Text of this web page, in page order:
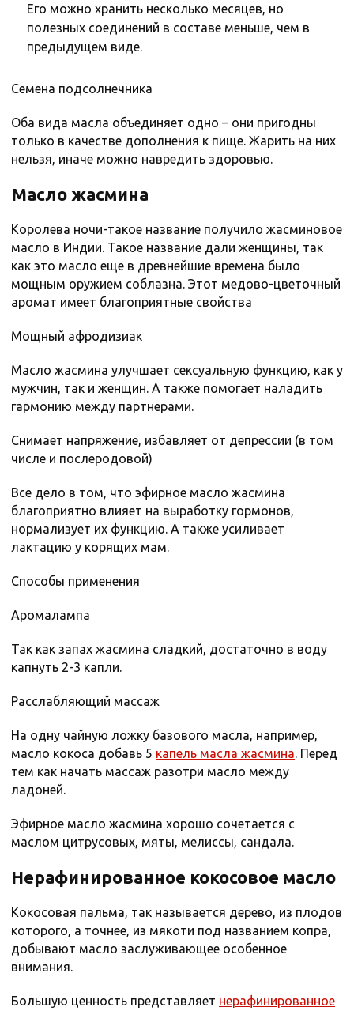
Его можно хранить несколько месяцев, но
полезных соединений в составе меньше, чем в
предыдущем виде.
Семена подсолнечника
Оба вида масла объединяет одно – они пригодны
только в качестве дополнения к пище. Жарить на них
нельзя, иначе можно навредить здоровью.
Масло жасмина
Королева ночи-такое название получило жасминовое
масло в Индии. Такое название дали женщины, так
как это масло еще в древнейшие времена было
мощным оружием соблазна. Этот медово-цветочный
аромат имеет благоприятные свойства
Мощный афродизиак
Масло жасмина улучшает сексуальную функцию, как у
мужчин, так и женщин. А также помогает наладить
гармонию между партнерами.
Снимает напряжение, избавляет от депрессии (в том
числе и послеродовой)
Все дело в том, что эфирное масло жасмина
благоприятно влияет на выработку гормонов,
нормализует их функцию. А также усиливает
лактацию у корящих мам.
Способы применения
Аромалампа
Так как запах жасмина сладкий, достаточно в воду
капнуть 2-3 капли.
Расслабляющий массаж
На одну чайную ложку базового масла, например,
масло кокоса добавь 5 капель масла жасмина. Перед
тем как начать массаж разотри масло между
ладоней.
Эфирное масло жасмина хорошо сочетается с
маслом цитрусовых, мяты, мелиссы, сандала.
Нерафинированное кокосовое масло
Кокосовая пальма, так называется дерево, из плодов
которого, а точнее, из мякоти под названием копра,
добывают масло заслуживающее особенное
внимания.
Большую ценность представляет нерафинированное